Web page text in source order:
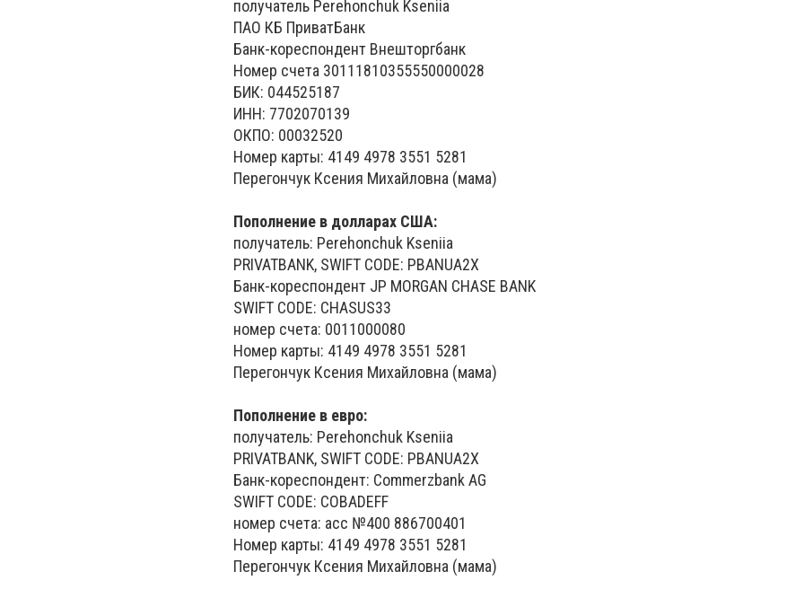
получатель Perehonchuk Kseniia
ПАО КБ ПриватБанк
Банк-кореспондент Внешторгбанк
Номер счета 30111810355550000028
БИК: 044525187
ИНН: 7702070139
ОКПО: 00032520
Номер карты: 4149 4978 3551 5281
Перегончук Ксения Михайловна (мама)
Пополнение в долларах США:
получатель: Perehonchuk Kseniia
PRIVATBANK, SWIFT CODE: PBANUA2X
Банк-кореспондент JP MORGAN CHASE BANK
SWIFT CODE: CHASUS33
номер счета: 0011000080
Номер карты: 4149 4978 3551 5281
Перегончук Ксения Михайловна (мама)
Пополнение в евро:
получатель: Perehonchuk Kseniia
PRIVATBANK, SWIFT CODE: PBANUA2X
Банк-кореспондент: Commerzbank AG
SWIFT CODE: COBADEFF
номер счета: асс №400 886700401
Номер карты: 4149 4978 3551 5281
Перегончук Ксения Михайловна (мама)